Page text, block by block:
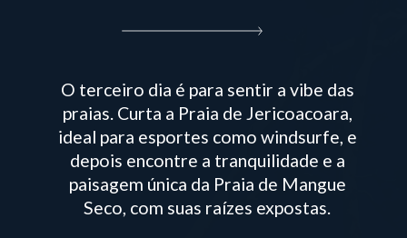
O terceiro dia é para sentir a vibe das
praias. Curta a Praia de Jericoacoara,
ideal para esportes como windsurfe, e
depois encontre a tranquilidade e a
paisagem única da Praia de Mangue
Seco, com suas raízes expostas.